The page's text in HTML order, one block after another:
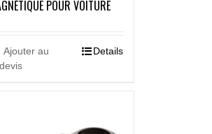
POUR VOITURE
Ajouter au
devis
Details